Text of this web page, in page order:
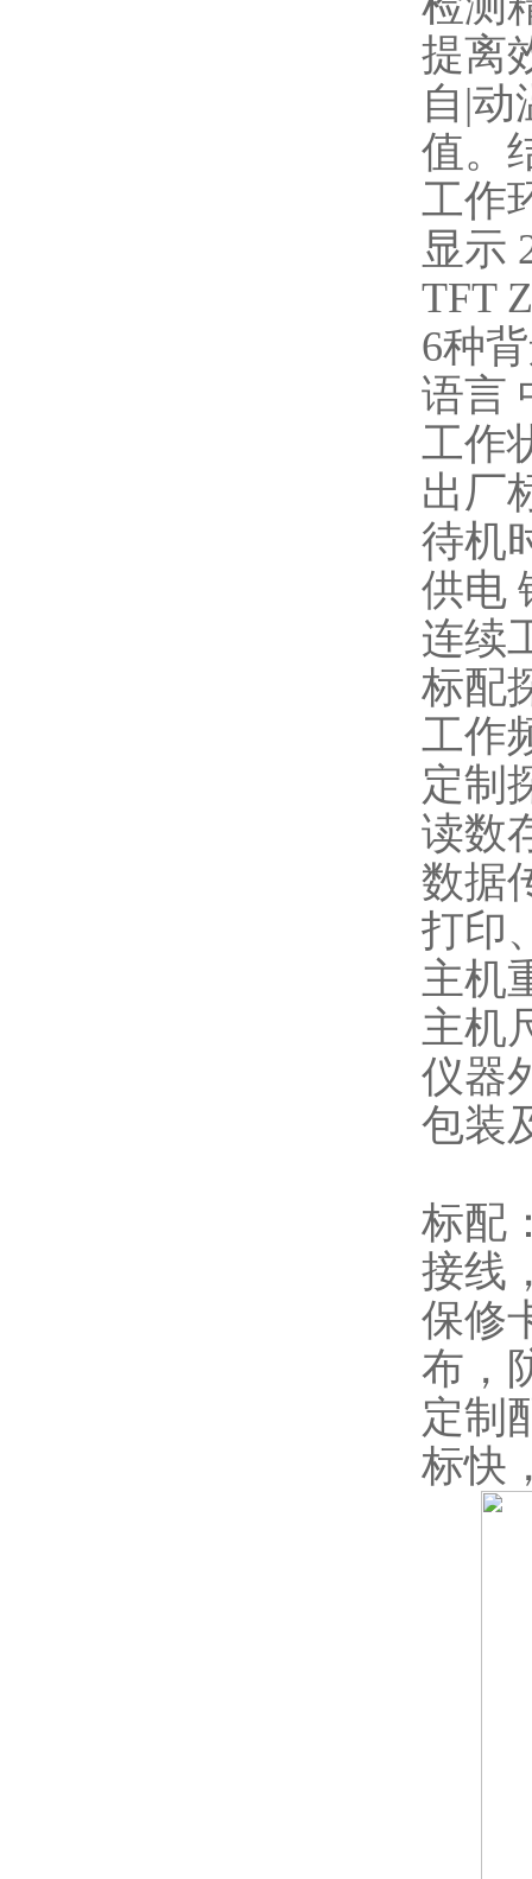
提离
自|
值。
工作
显示
TFT
6种
语言
工作
出厂
待机
供电
连续
标配
工作
定制
读数
数据
打印
主机
主机
仪器
包装
标配
接线
保修
布，
定制
标快